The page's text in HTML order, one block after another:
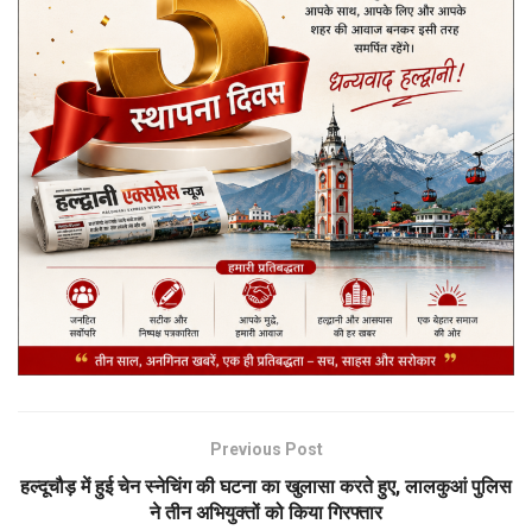
Previous Post
हल्दूचौड़ में हुई चेन स्नेचिंग की घटना का खुलासा करते हुए, लालकुआं पुलिस
ने तीन अभियुक्तों को किया गिरफ्तार